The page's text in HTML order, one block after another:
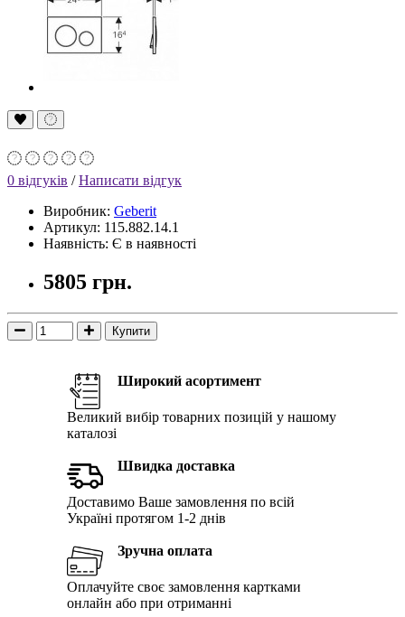
0 відгуків /Написати відгук
Виробник: Geberit
Артикул: 115.882.14.1
Наявність: Є в наявності
5805 грн.
Купити
Широкий асортимент
Великий вибір товарних позицій у нашому
каталозі
Швидка доставка
Доставимо Ваше замовлення по всій
Україні протягом 1-2 днів
Зручна оплата
Оплачуйте своє замовлення картками
онлайн або при отриманні